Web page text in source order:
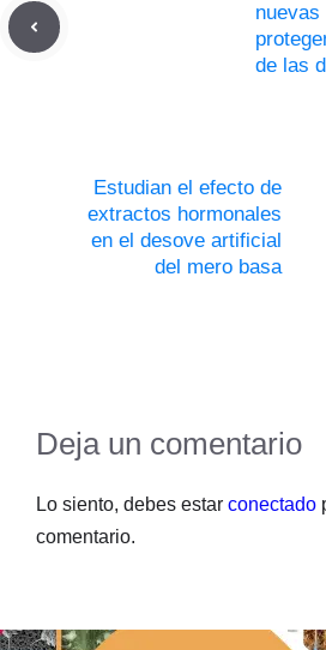
de las
Estudian el efecto de
extractos hormonales
en el desove artificial
del mero basa
Deja un comentario
Lo siento, debes estar conectado
comentario.